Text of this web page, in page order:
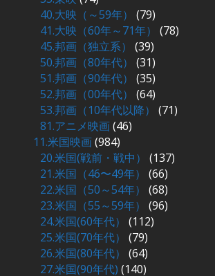
40.大映（～59年）
(79)
41.大映（60年～71年）
(78)
45.邦画（独立系）
(39)
50.邦画（80年代）
(31)
51.邦画（90年代）
(35)
52.邦画（00年代）
(64)
53.邦画（10年代以降）
(71)
81.アニメ映画(46)
11.米国映画(984)
20.米国(戦前・戦中）
(137)
21.米国（46〜49年）
(66)
22.米国（50～54年）
(68)
23.米国（55～59年）
(96)
24.米国(60年代）
(112)
25.米国(70年代）
(79)
26.米国(80年代）
(64)
27.米国(90年代) (140)